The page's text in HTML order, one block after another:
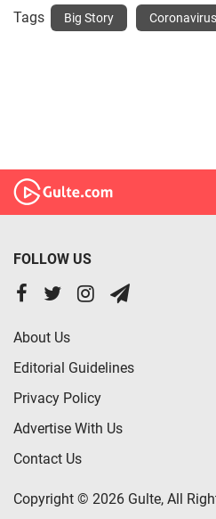
Tags Big Story Coronavirus
FOLLOW US
About Us
Editorial Guidelines
Privacy Policy
Advertise With Us
Contact Us
Copyright © 2026 Gulte, All